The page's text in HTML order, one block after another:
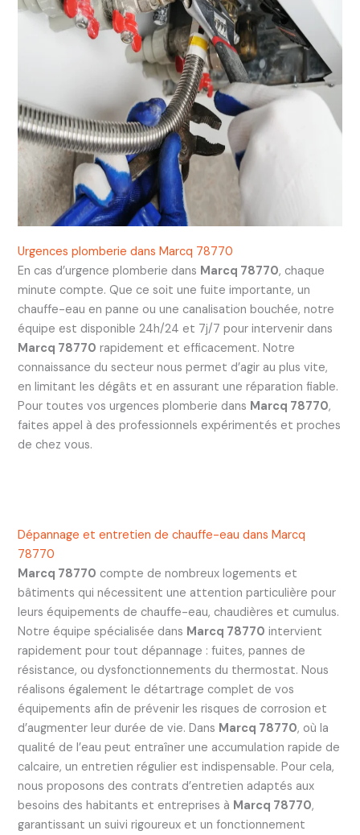
Urgences plomberie dans Marcq 78770
En cas d’urgence plomberie dans Marcq 78770, chaque
minute compte. Que ce soit une fuite importante, un
chauffe-eau en panne ou une canalisation bouchée, notre
équipe est disponible 24h/24 et 7j/7 pour intervenir dans
Marcq 78770 rapidement et efficacement. Notre
connaissance du secteur nous permet d’agir au plus vite,
en limitant les dégâts et en assurant une réparation fiable.
Pour toutes vos urgences plomberie dans Marcq 78770,
faites appel à des professionnels expérimentés et proches
de chez vous.
Dépannage et entretien de chauffe-eau dans Marcq
78770
Marcq 78770 compte de nombreux logements et
bâtiments qui nécessitent une attention particulière pour
leurs équipements de chauffe-eau, chaudières et cumulus.
Notre équipe spécialisée dans Marcq 78770 intervient
rapidement pour tout dépannage : fuites, pannes de
résistance, ou dysfonctionnements du thermostat. Nous
réalisons également le détartrage complet de vos
équipements afin de prévenir les risques de corrosion et
d’augmenter leur durée de vie. Dans Marcq 78770, où la
qualité de l’eau peut entraîner une accumulation rapide de
calcaire, un entretien régulier est indispensable. Pour cela,
nous proposons des contrats d’entretien adaptés aux
besoins des habitants et entreprises à Marcq 78770,
garantissant un suivi rigoureux et un fonctionnement